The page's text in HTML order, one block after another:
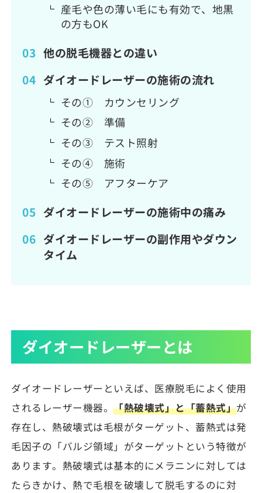
産毛や色の薄い毛にも有効で、地黒
の方もOK
他の脱毛機器との違い
ダイオードレーザーの施術の流れ
その① カウンセリング
その② 準備
その③ テスト照射
その④ 施術
その⑤ アフターケア
ダイオードレーザーの施術中の痛み
ダイオードレーザーの副作用やダウン
タイム
ダイオードレーザーとは
ダイオードレーザーといえば、医療脱毛によく使用
されるレーザー機器。「熱破壊式」と「蓄熱式」が
存在し、熱破壊式は毛根がターゲット、蓄熱式は発
毛因子の「バルジ領域」がターゲットという特徴が
あります。熱破壊式は基本的にメラニンに対しては
たらきかけ、熱で毛根を破壊して脱毛するのに対